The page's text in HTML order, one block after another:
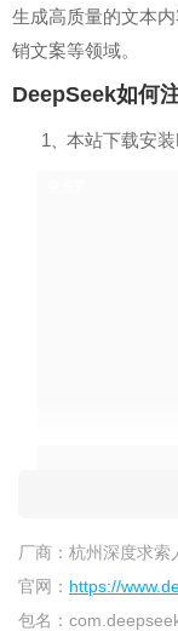
生成高质量的文本
销文案等领域。
DeepSeek如何
1 、 本站下载安
厂商： 杭州深度求索
官网： https://
包名：